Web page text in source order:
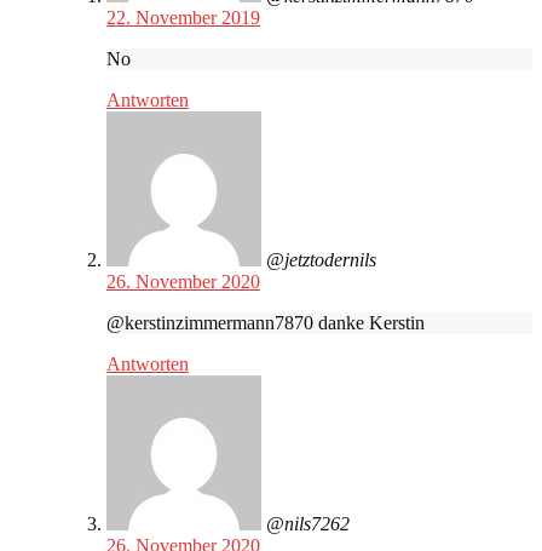
22. November 2019
No
Antworten
@jetztodernils
26. November 2020
@kerstinzimmermann7870 danke Kerstin
Antworten
@nils7262
26. November 2020